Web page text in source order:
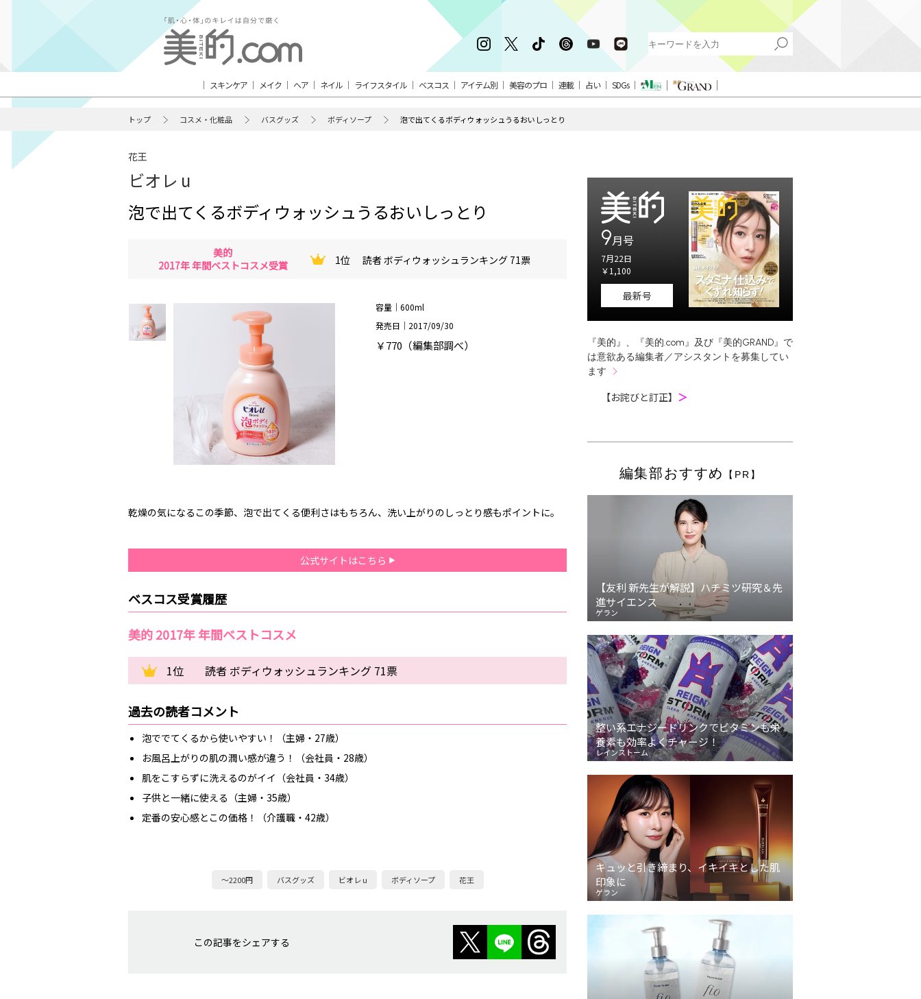
スキンケア メイク ヘア ネイル ライフスタイル ベスコス アイテム別 美容のプロ 連載 占い SDGs
トップ コスメ・化粧品 バスグッズ ボディソープ 泡で出てくるボディウォッシュうるおいしっとり
花王
ビオレ u
泡で出てくるボディウォッシュうるおいしっとり
美的
2017年 年間ベストコスメ受賞
1位 読者 ボディウォッシュランキング 71票
容量｜600ml
発売日｜2017/09/30
￥770（編集部調べ）
乾燥の気になるこの季節、泡で出てくる便利さはもちろん、洗い上がりのしっとり感もポイントに。
公式サイトはこちら
ベスコス受賞履歴
美的 2017年 年間ベストコスメ
1位 読者 ボディウォッシュランキング 71票
過去の読者コメント
泡ででてくるから使いやすい！（主婦・27歳）
お風呂上がりの肌の潤い感が違う！（会社員・28歳）
肌をこすらずに洗えるのがイイ（会社員・34歳）
子供と一緒に使える（主婦・35歳）
定番の安心感とこの価格！（介護職・42歳）
～2200円 バスグッズ ビオレ u ボディソープ 花王
この記事をシェアする
9月号
7月22日
￥1,100
最新号
『美的』、『美的.com』及び『美的GRAND』で
は意欲ある編集者／アシスタントを募集してい
ます
【お詫びと訂正】 ＞
編集部おすすめ 【PR】
【友利 新先生が解説】ハチミツ研究＆先
進サイエンス
ゲラン
整い系エナジードリンクでビタミンも栄
養素も効率よくチャージ！
レインストーム
キュッと引き締まり、イキイキとした肌
印象に
ゲラン